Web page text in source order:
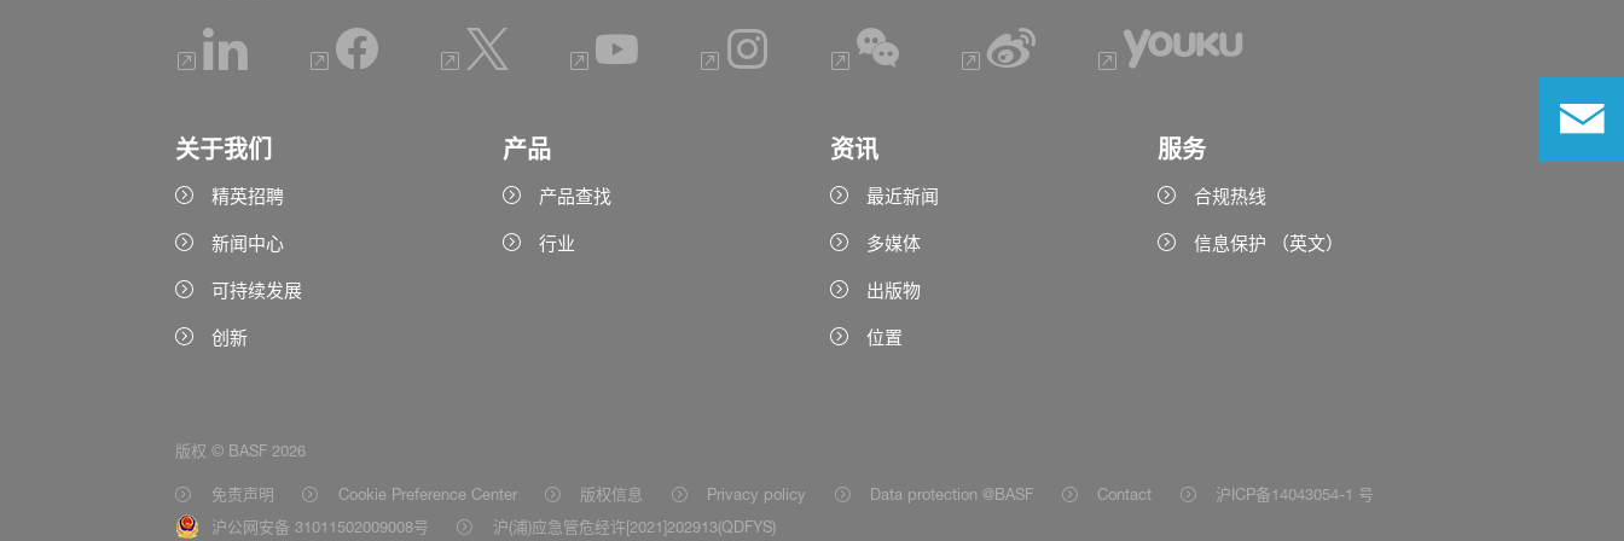
关于我们
精英招聘
新闻中心
可持续发展
创新
产品
产品查找
行业
资讯
最近新闻
多媒体
出版物
位置
服务
合规热线
信息保护 （英文）
版权 © BASF 2026
免责声明 Cookie Preference Center 版权信息 Privacy policy Data protection @BASF Contact
沪ICP备14043054-1 号
沪公网安备 31011502009008号
沪(浦)应急管危经许[2021]202913(QDFYS)